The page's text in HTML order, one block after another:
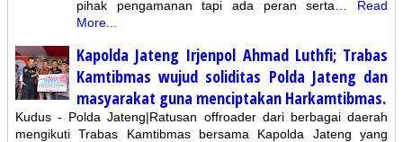
pihak pengamanan tapi ada peran serta…
Read
More...
Kapolda Jateng Irjenpol Ahmad Luthfi; Trabas
Kamtibmas wujud soliditas Polda Jateng dan
masyarakat guna menciptakan Harkamtibmas.
Kudus - Polda Jateng|Ratusan offroader dari berbagai daerah
mengikuti Trabas Kamtibmas bersama Kapolda Jateng yang